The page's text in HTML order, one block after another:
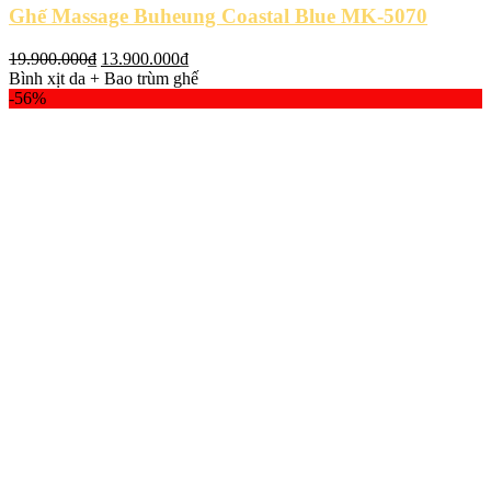
Ghế Massage Buheung Coastal Blue MK-5070
19.900.000₫ Giá
gốc
13.900.000₫Giá
hiện
Bình xịt da + Bao trùm ghế
-56%